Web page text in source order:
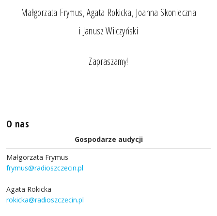
Małgorzata Frymus, Agata Rokicka, Joanna Skonieczna
i Janusz Wilczyński
Zapraszamy!
O nas
Gospodarze audycji
Małgorzata Frymus
frymus@radioszczecin.pl
Agata Rokicka
rokicka@radioszczecin.pl